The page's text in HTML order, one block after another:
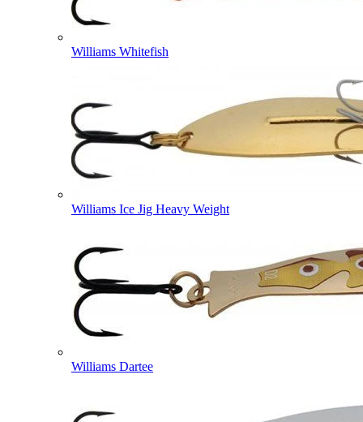
Williams Whitefish
Williams Ice Jig Heavy Weight
Williams Dartee